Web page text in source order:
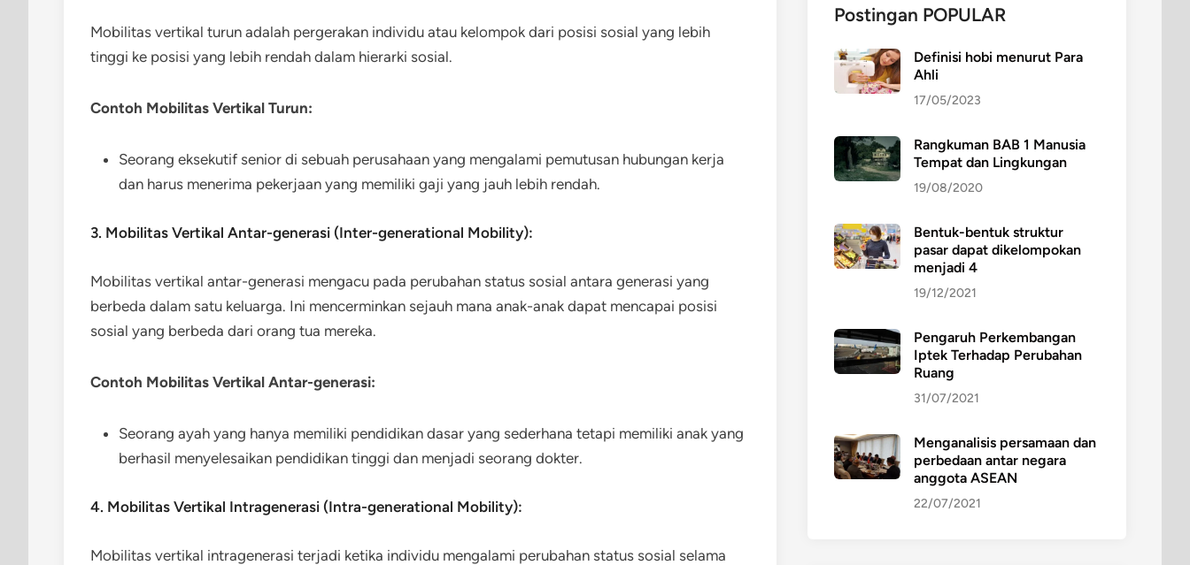
Mobilitas vertikal turun adalah pergerakan individu atau kelompok dari posisi sosial yang lebih
tinggi ke posisi yang lebih rendah dalam hierarki sosial.
Contoh Mobilitas Vertikal Turun:
Seorang eksekutif senior di sebuah perusahaan yang mengalami pemutusan hubungan kerja
dan harus menerima pekerjaan yang memiliki gaji yang jauh lebih rendah.
3. Mobilitas Vertikal Antar-generasi (Inter-generational Mobility):
Mobilitas vertikal antar-generasi mengacu pada perubahan status sosial antara generasi yang
berbeda dalam satu keluarga. Ini mencerminkan sejauh mana anak-anak dapat mencapai posisi
sosial yang berbeda dari orang tua mereka.
Contoh Mobilitas Vertikal Antar-generasi:
Seorang ayah yang hanya memiliki pendidikan dasar yang sederhana tetapi memiliki anak yang
berhasil menyelesaikan pendidikan tinggi dan menjadi seorang dokter.
4. Mobilitas Vertikal Intragenerasi (Intra-generational Mobility):
Mobilitas vertikal intragenerasi terjadi ketika individu mengalami perubahan status sosial selama
Postingan POPULAR
Definisi hobi menurut Para
Ahli
17/05/2023
Rangkuman BAB 1 Manusia
Tempat dan Lingkungan
19/08/2020
Bentuk-bentuk struktur
pasar dapat dikelompokan
menjadi 4
19/12/2021
Pengaruh Perkembangan
Iptek Terhadap Perubahan
Ruang
31/07/2021
Menganalisis persamaan dan
perbedaan antar negara
anggota ASEAN
22/07/2021